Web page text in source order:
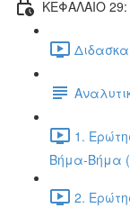
ΚΕΦΑΛΑΙΟ 29:
1.
Βήμα-Βήμα
2.